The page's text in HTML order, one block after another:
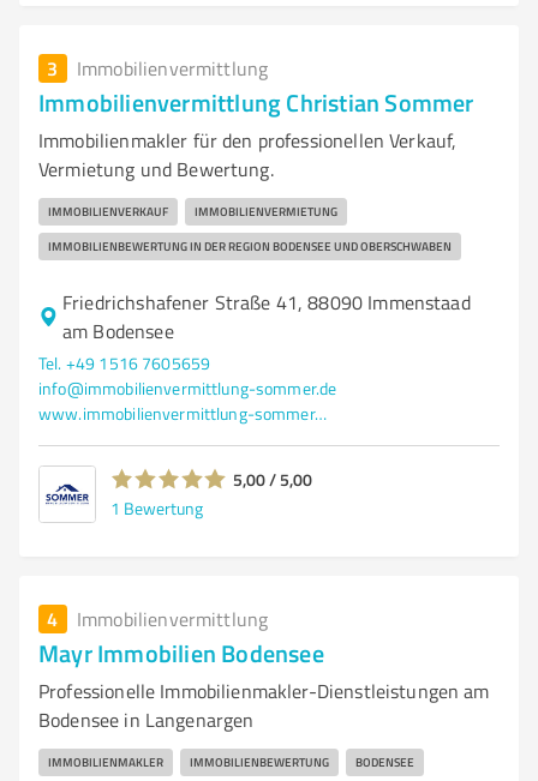
3 Immobilienvermittlung
Immobilienvermittlung Christian Sommer
Immobilienmakler für den professionellen Verkauf,
Vermietung und Bewertung.
IMMOBILIENVERKAUF IMMOBILIENVERMIETUNG
IMMOBILIENBEWERTUNG IN DER REGION BODENSEE UND OBERSCHWABEN
Friedrichshafener Straße 41, 88090 Immenstaad
am Bodensee
Tel. +49 1516 7605659
info@immobilienvermittlung-sommer.de
www.immobilienvermittlung-sommer.de/
5,00 / 5,00
1 Bewertung
4 Immobilienvermittlung
Mayr Immobilien Bodensee
Professionelle Immobilienmakler-Dienstleistungen am
Bodensee in Langenargen
IMMOBILIENMAKLER IMMOBILIENBEWERTUNG BODENSEE